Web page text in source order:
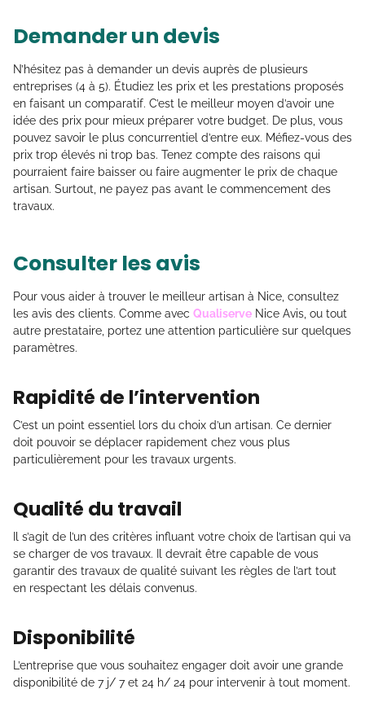
Demander un devis
N’hésitez pas à demander un devis auprès de plusieurs
entreprises (4 à 5). Étudiez les prix et les prestations proposés
en faisant un comparatif. C’est le meilleur moyen d’avoir une
idée des prix pour mieux préparer votre budget. De plus, vous
pouvez savoir le plus concurrentiel d’entre eux. Méfiez-vous des
prix trop élevés ni trop bas. Tenez compte des raisons qui
pourraient faire baisser ou faire augmenter le prix de chaque
artisan. Surtout, ne payez pas avant le commencement des
travaux.
Consulter les avis
Pour vous aider à trouver le meilleur artisan à Nice, consultez
les avis des clients. Comme avec Qualiserve Nice Avis, ou tout
autre prestataire, portez une attention particulière sur quelques
paramètres.
Rapidité de l’intervention
C’est un point essentiel lors du choix d’un artisan. Ce dernier
doit pouvoir se déplacer rapidement chez vous plus
particulièrement pour les travaux urgents.
Qualité du travail
Il s’agit de l’un des critères influant votre choix de l’artisan qui va
se charger de vos travaux. Il devrait être capable de vous
garantir des travaux de qualité suivant les règles de l’art tout
en respectant les délais convenus.
Disponibilité
L’entreprise que vous souhaitez engager doit avoir une grande
disponibilité de 7 j/ 7 et 24 h/ 24 pour intervenir à tout moment.